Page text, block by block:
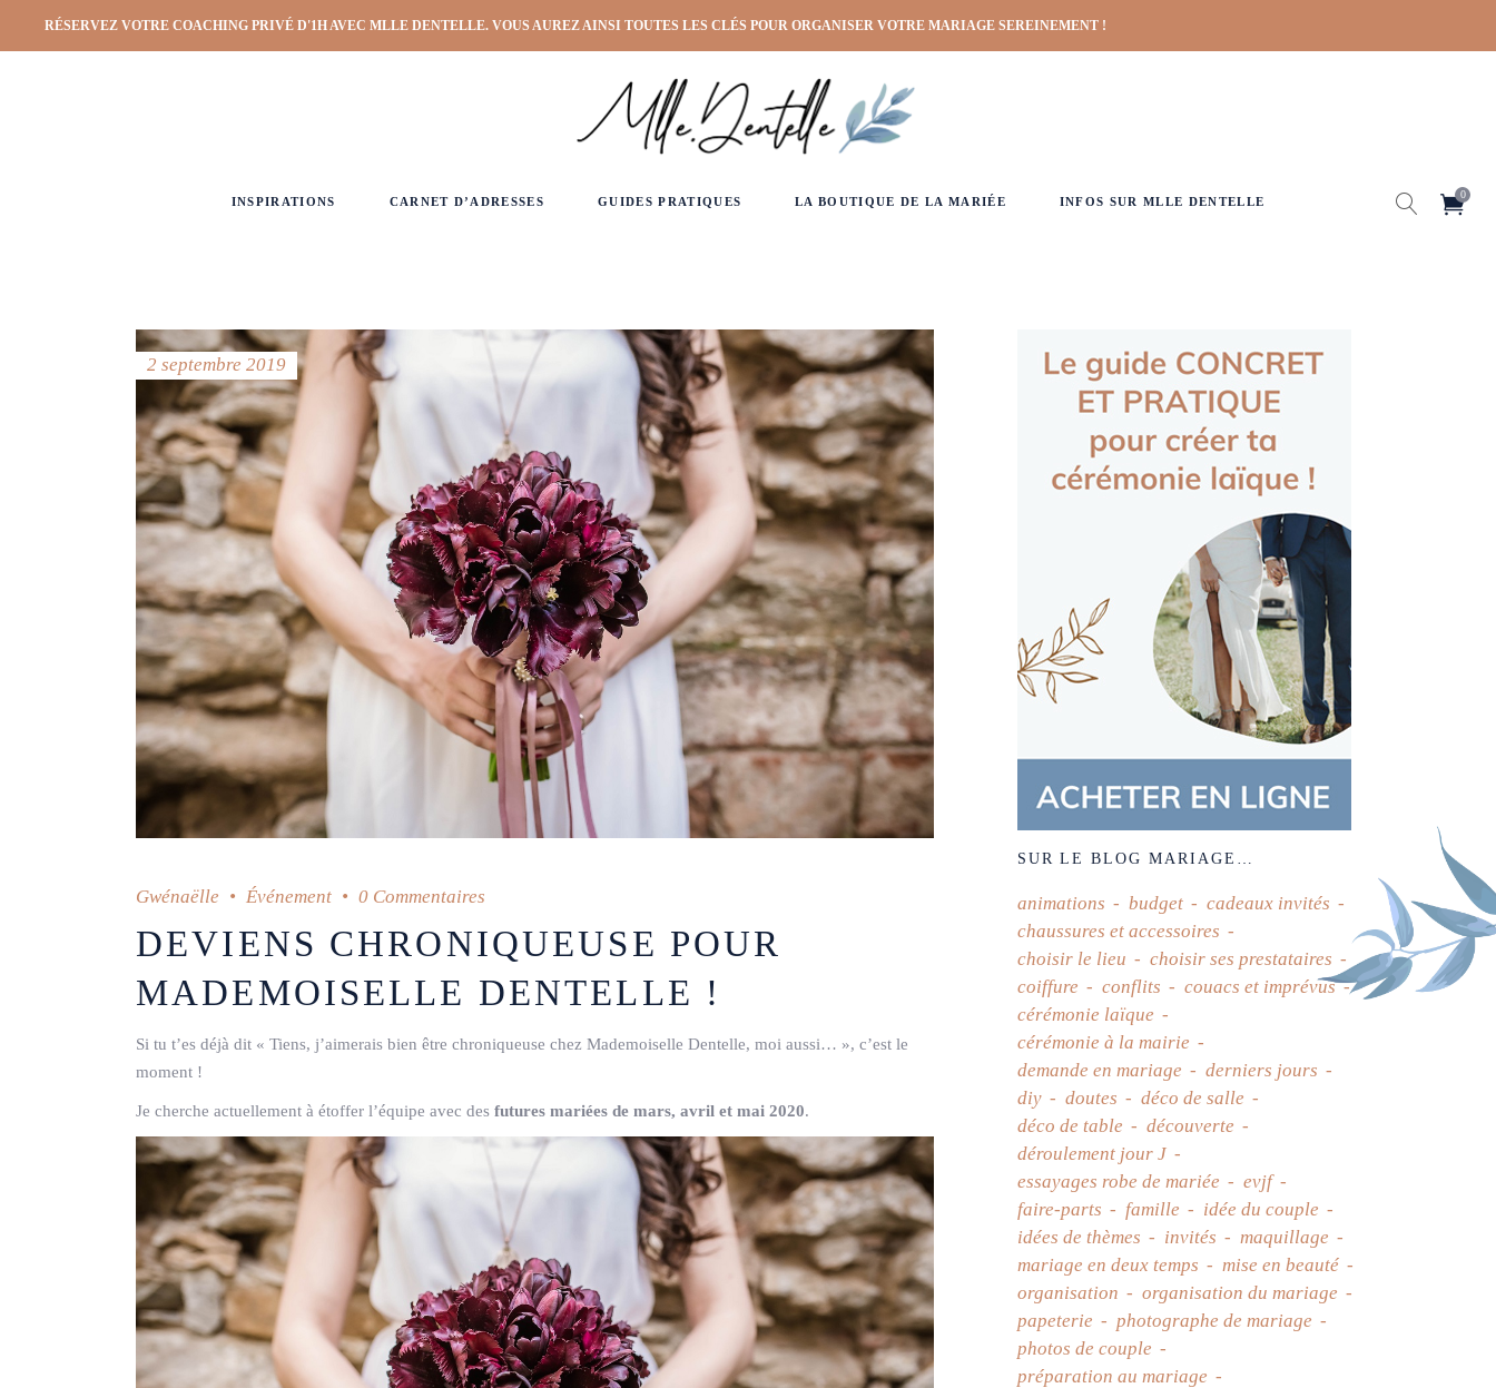
RÉSERVEZ VOTRE COACHING PRIVÉ D'1H AVEC MLLE DENTELLE. VOUS AUREZ AINSI TOUTES LES CLÉS POUR ORGANISER VOTRE MARIAGE SEREINEMENT !
INSPIRATIONS CARNET D’ADRESSES GUIDES PRATIQUES LA BOUTIQUE DE LA MARIÉE INFOS SUR MLLE DENTELLE
0
2 septembre 2019
Gwénaëlle Événement 0 Commentaires
DEVIENS CHRONIQUEUSE POUR
MADEMOISELLE DENTELLE !
Si tu t’es déjà dit « Tiens, j’aimerais bien être chroniqueuse chez Mademoiselle Dentelle, moi aussi… », c’est le
moment !
Je cherche actuellement à étoffer l’équipe avec des futures mariées de mars, avril et mai 2020.
SUR LE BLOG MARIAGE…
animations budget
cadeaux invités
chaussures et accessoires
choisir le lieu
choisir ses prestataires
coiffure
conflits
couacs et imprévus
cérémonie laïque
cérémonie à la mairie
demande en mariage
derniers jours
diy
doutes
déco de salle
déco de table
découverte
déroulement jour J
essayages robe de mariée
evjf
faire-parts
famille
idée du couple
idées de thèmes
invités
maquillage
mariage en deux temps
mise en beauté
organisation
organisation du mariage
papeterie
photographe de mariage
photos de couple
préparation au mariage